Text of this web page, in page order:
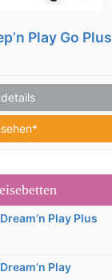
Play Go Plus
Play Plus
Play